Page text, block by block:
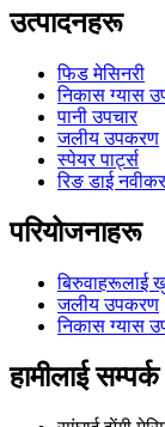
उत्पादनहरू
फिड मेसिनरी
निकास ग्यास
पानी उपचार
जलीय उपकरण
स्पेयर पार्ट्स
रिङ डाई
परियोजनाहरू
बिरुवाहरूलाई
जलीय उपकरण
निकास ग्यास
हामीलाई